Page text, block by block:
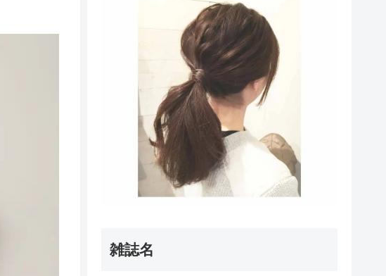
雑誌名